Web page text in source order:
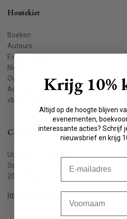
Houtekiet
Boeken
Auteurs
Evenementen
Nieuws
Over ons
Auteur worden
vbkbelgie.be
Contact
Uitgeverij Houtekiet
Schaliënstraat 1, bus 11
2000 Antwerpen
info@houtekiet.be
Krijg 10%
Altijd op de hoogte blijven
evenementen,
interessante acties? Schrijf
nieuwsbrief en krijg